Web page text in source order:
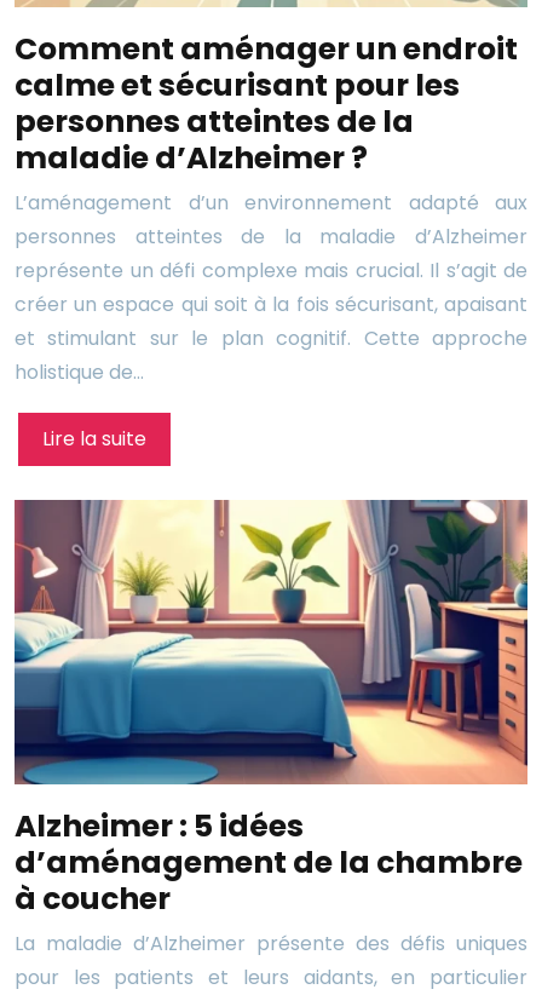
Comment aménager un endroit
calme et sécurisant pour les
personnes atteintes de la
maladie d’Alzheimer ?
L’aménagement d’un environnement adapté aux
personnes atteintes de la maladie d’Alzheimer
représente un défi complexe mais crucial. Il s’agit de
créer un espace qui soit à la fois sécurisant, apaisant
et stimulant sur le plan cognitif. Cette approche
holistique de…
Lire la suite
Alzheimer : 5 idées
d’aménagement de la chambre
à coucher
La maladie d’Alzheimer présente des défis uniques
pour les patients et leurs aidants, en particulier